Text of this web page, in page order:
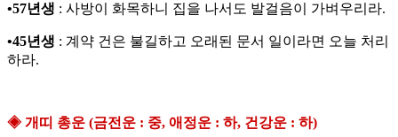
•57년생 : 사방이 화목하니 집을 나서도 발걸음이 가벼우리라.
•45년생 : 계약 건은 불길하고 오래된 문서 일이라면 오늘 처리
하라.
◈ 개띠 총운 (금전운 : 중, 애정운 : 하, 건강운 : 하)